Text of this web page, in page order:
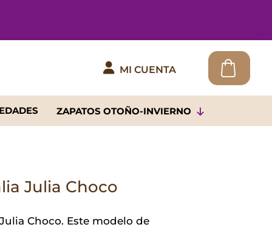
 MI CUENTA
ZAPATOS OTOÑO-INVIERNO
Julia Choco
Choco. Este modelo de